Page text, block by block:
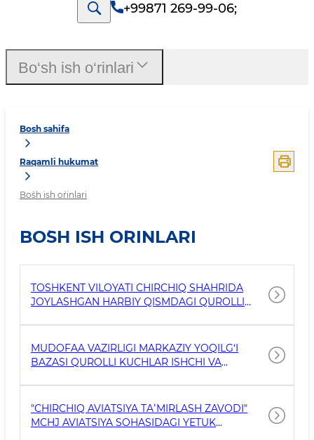
+99871 269-99-06;
Bosh sahifa
Raqamli hukumat
Bo`sh ish o`rinlari
BO`SH ISH O`RINLARI
TOSHKENT VILOYATI CHIRCHIQ SHAHRIDA
JOYLASHGAN HARBIY QISMDAGI QUROLLI
2026- YIL 1- IYUL HOLATIGA VAKANT
LAVOZIMLAR RO‘YXATI
MUDOFAA VAZIRLIGI MARKAZIY YOQILG‘I
BAZASI QUROLLI KUCHLAR ISHCHI VA
BUTLASH BO‘YICHA 2026 YIL “20” IYUN
XOLATIGA VAKANT LAVOZIMLAR RO‘YXATI
"CHIRCHIQ AVIATSIYA TAʻMIRLASH ZAVODI"
MCHJ AVIATSIYA SOHASIDAGI YETUK
Bo‘sh ish o‘rinlari